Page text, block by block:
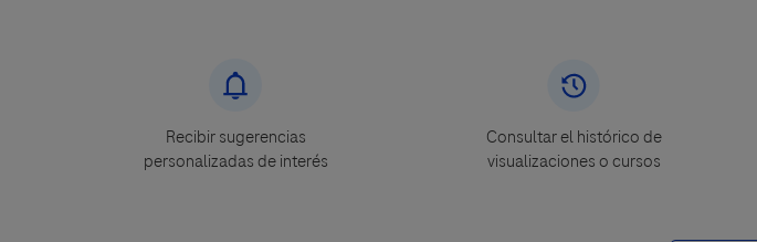
Recibir sugerencias
personalizadas de interés
Consultar el histórico de
visualizaciones o cursos